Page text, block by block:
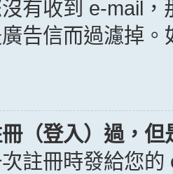
有收到 e-mail
告信而過濾掉
（登入）過，
註冊時發給您